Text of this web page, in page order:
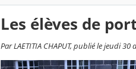
Les élèves de
Par LAETITIA CHAPUT, publié le jeudi